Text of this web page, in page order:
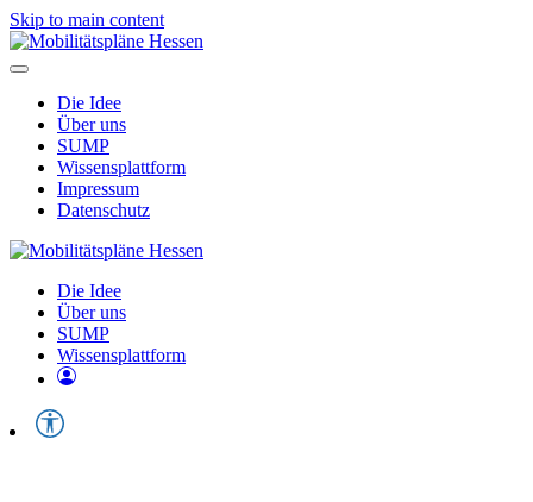
Skip to main content
Die Idee
Über uns
SUMP
Wissensplattform
Impressum
Datenschutz
Die Idee
Über uns
SUMP
Wissensplattform